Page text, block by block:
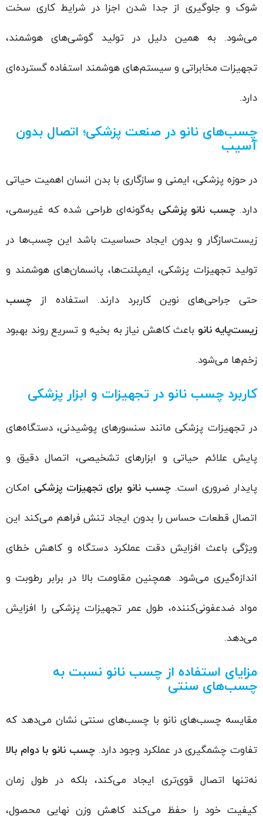
شوک و جلوگیری از جدا شدن اجزا در شرایط کاری سخت
می‌شود. به همین دلیل در تولید گوشی‌های هوشمند،
تجهیزات مخابراتی و سیستم‌های هوشمند استفاده گسترده‌ای
دارد.
چسب‌های نانو در صنعت پزشکی؛ اتصال بدون
آسیب
در حوزه پزشکی، ایمنی و سازگاری با بدن انسان اهمیت حیاتی
دارد. چسب نانو پزشکیبه‌گونه‌ای طراحی شده که غیرسمی،
زیست‌سازگار و بدون ایجاد حساسیت باشد این چسب‌ها در
تولید تجهیزات پزشکی، ایمپلنت‌ها، پانسمان‌های هوشمند و
حتی جراحی‌های نوین کاربرد دارند. استفاده از چسب
زیست‌پایه نانوباعث کاهش نیاز به بخیه و تسریع روند بهبود
زخم‌ها می‌شود.
کاربرد چسب نانو در تجهیزات و ابزار پزشکی
در تجهیزات پزشکی مانند سنسورهای پوشیدنی، دستگاه‌های
پایش علائم حیاتی و ابزارهای تشخیصی، اتصال دقیق و
پایدار ضروری است. چسب نانو برای تجهیزات پزشکیامکان
اتصال قطعات حساس را بدون ایجاد تنش فراهم می‌کند این
ویژگی باعث افزایش دقت عملکرد دستگاه و کاهش خطای
اندازه‌گیری می‌شود. همچنین مقاومت بالا در برابر رطوبت و
مواد ضدعفونی‌کننده، طول عمر تجهیزات پزشکی را افزایش
می‌دهد.
مزایای استفاده از چسب نانو نسبت به
چسب‌های سنتی
مقایسه چسب‌های نانو با چسب‌های سنتی نشان می‌دهد که
تفاوت چشمگیری در عملکرد وجود دارد. چسب نانو با دوام بالا
نه‌تنها اتصال قوی‌تری ایجاد می‌کند، بلکه در طول زمان
کیفیت خود را حفظ می‌کند کاهش وزن نهایی محصول،